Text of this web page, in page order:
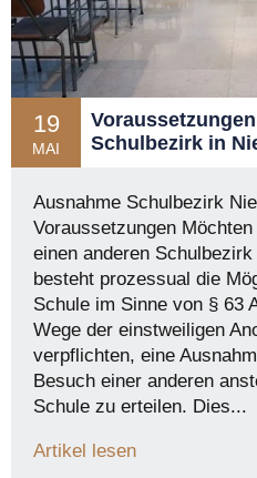
19
MAI
Schulbezirk in
Ausnahme Schulbezirk
Voraussetzungen
einen anderen
besteht prozessual die
Schule im Sinne von § 63
Wege der einstweiligen
verpflichten, eine
Besuch einer anderen
Schule zu erteilen. Dies...
Artikel lesen